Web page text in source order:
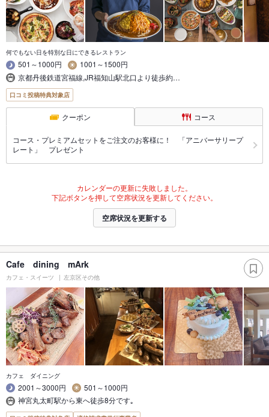
何でもない日を特別な日にできるレストラン
501～1000円
1001～1500円
京都丹後鉄道宮福線,JR福知山駅北口より徒歩約…
口コミ投稿特典対象店
クーポン コース
コース・プレミアムセットをご注文のお客様に！ 「アニバーサリープ
レート」 プレゼント
カレンダーの更新に失敗しました。
下記ボタンを押して空席状況を更新してください。
空席状況を更新する
Cafe dining mArk
カフェ・スイーツ 左京区その他
カフェ ダイニング
2001～3000円
501～1000円
神宮丸太町駅から東へ徒歩8分です｡